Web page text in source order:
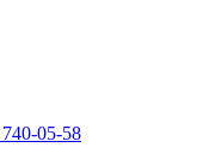
05-58